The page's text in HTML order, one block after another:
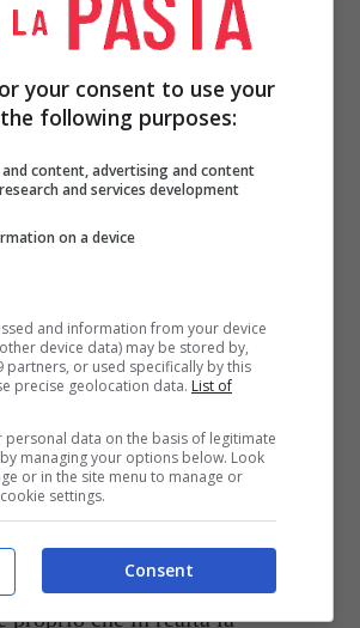
ovvero il latte e il
con la lettura per
non sottovalutare.
a volontà:
È UN
verità è stata proprio
proprio che in realtà la
your consent to use your
following purposes:
content, advertising and content
and services development
on a device
and information from your device
device data) may be stored by,
partners, or used specifically by this
precise geolocation data. List of
data on the basis of legitimate
managing your options below. Look
or in the site menu to manage or
settings.
Consent